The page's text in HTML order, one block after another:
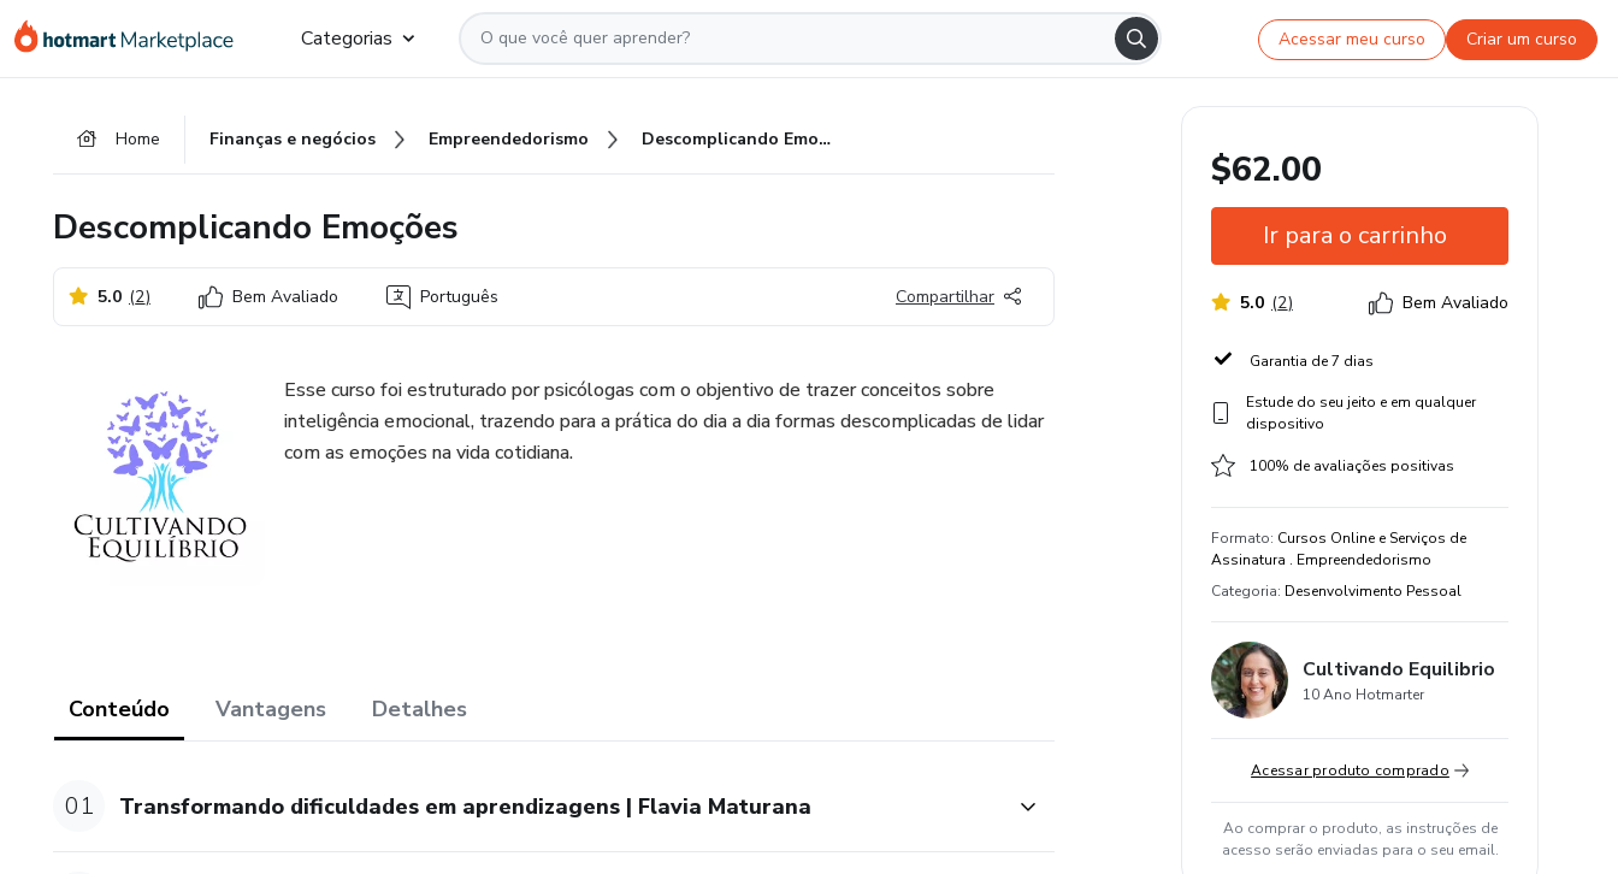
para
para
para
Categorias Acessar meu curso Criar um curso
Home Finanças e negócios Empreendedorismo Descomplicando Emoções
Descomplicando Emoções
5.0 (2) Bem Avaliado Português Compartilhar
Esse curso foi estruturado por psicólogas com o objentivo de trazer conceitos sobre
inteligência emocional, trazendo para a prática do dia a dia formas descomplicadas de lidar
com as emoções na vida cotidiana.
Conteúdo Vantagens Detalhes
01 Transformando dificuldades em aprendizagens | Flavia Maturana
$62.00
Ir para o carrinho
5.0 (2) Bem Avaliado
Garantia de 7 dias
Estude do seu jeito e em qualquer
dispositivo
100% de avaliações positivas
Formato: Cursos Online e Serviços de
Assinatura . Empreendedorismo
Categoria: Desenvolvimento Pessoal
Cultivando Equilibrio
10 Ano Hotmarter
Acessar produto comprado
Ao comprar o produto, as instruções de
acesso serão enviadas para o seu email.